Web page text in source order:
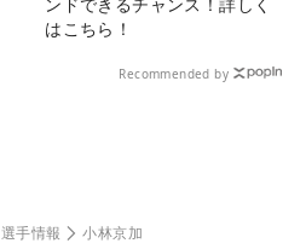
はこちら！
Recommended by
選手情報 小林京加